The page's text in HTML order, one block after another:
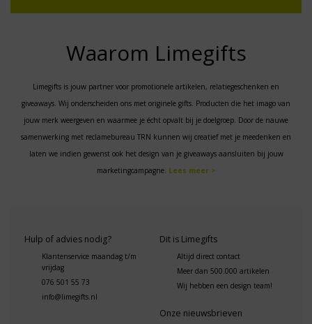
Waarom Limegifts
Limegifts is jouw partner voor promotionele artikelen, relatiegeschenken en
giveaways. Wij onderscheiden ons met originele gifts. Producten die het imago van
jouw merk weergeven en waarmee je écht opvalt bij je doelgroep. Door de nauwe
samenwerking met reclamebureau TRN kunnen wij creatief met je meedenken en
laten we indien gewenst ook het design van je giveaways aansluiten bij jouw
marketingcampagne. Lees meer >
Hulp of advies nodig?
Klantenservice maandag t/m
vrijdag
076 501 55 73
info@limegifts.nl
Dit is Limegifts
Altijd direct contact
Meer dan 500.000 artikelen
Wij hebben een design team!
Onze nieuwsbrieven